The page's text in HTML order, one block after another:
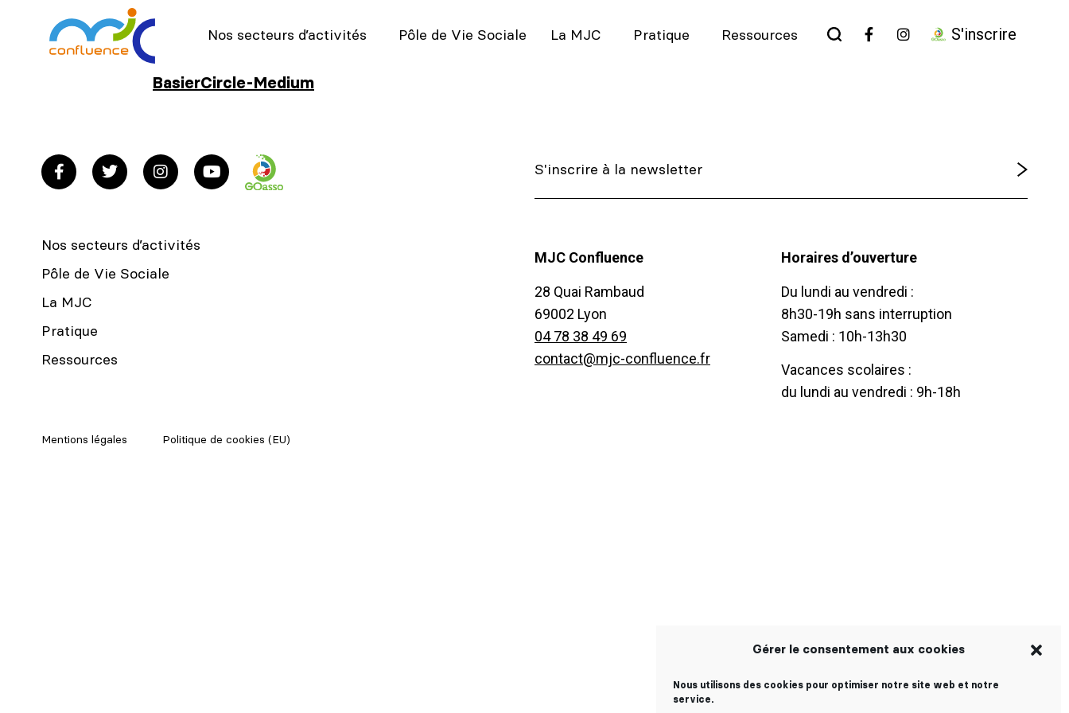
Gérer le consentement aux cookies
Nous utilisons des cookies pour optimiser notre site web et notre
service.
Nos secteurs d’activités Pôle de Vie Sociale La MJC Pratique Ressources S'inscrire
BasierCircle-Medium
Nos secteurs d’activités
Pôle de Vie Sociale
La MJC
Pratique
Ressources
MJC Confluence
28 Quai Rambaud
69002 Lyon
04 78 38 49 69
contact@mjc-confluence.fr
Horaires d’ouverture
Du lundi au vendredi :
8h30-19h sans interruption
Samedi : 10h-13h30
Vacances scolaires :
du lundi au vendredi : 9h-18h
Mentions légales Politique de cookies (EU)